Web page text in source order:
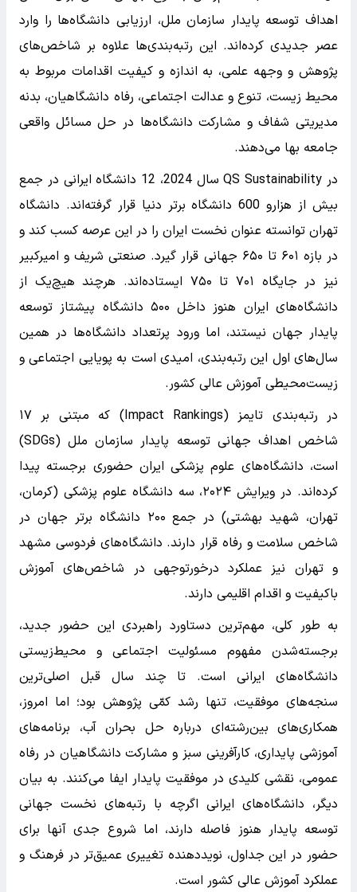
اهداف توسعه پایدار سازمان ملل، ارزیابی دانشگاه‌ها را وارد
عصر جدیدی کرده‌اند. این رتبه‌بندی‌ها علاوه بر شاخص‌های
پژوهش و وجهه علمی، به اندازه و کیفیت اقدامات مربوط به
محیط زیست، تنوع و عدالت اجتماعی، رفاه دانشگاهیان، بدنه
مدیریتی شفاف و مشارکت دانشگاه‌ها در حل مسائل واقعی
جامعه بها می‌دهند.
در QS Sustainability سال 2024، 12 دانشگاه ایرانی در جمع
بیش از هزارو 600 دانشگاه برتر دنیا قرار گرفته‌اند. دانشگاه
تهران توانسته عنوان نخست ایران را در این عرصه کسب کند و
در بازه ۶۰۱ تا ۶۵۰ جهانی قرار گیرد. صنعتی شریف و امیرکبیر
نیز در جایگاه ۷۰۱ تا ۷۵۰ ایستاده‌اند. هرچند هیچ‌یک از
دانشگاه‌های ایران هنوز داخل ۵۰۰ دانشگاه پیشتاز توسعه
پایدار جهان نیستند، اما ورود پرتعداد دانشگاه‌ها در همین
سال‌های اول این رتبه‌بندی، امیدی است به پویایی اجتماعی و
زیست‌محیطی آموزش عالی کشور.
در رتبه‌بندی تایمز (Impact Rankings) که مبتنی بر ۱۷
شاخص اهداف جهانی توسعه پایدار سازمان ملل (SDGs)
است، دانشگاه‌های علوم پزشکی ایران حضوری برجسته پیدا
کرده‌اند. در ویرایش ۲۰۲۴، سه دانشگاه علوم پزشکی (کرمان،
تهران، شهید بهشتی) در جمع ۲۰۰ دانشگاه برتر جهان در
شاخص سلامت و رفاه قرار دارند. دانشگاه‌های فردوسی مشهد
و تهران نیز عملکرد درخورتوجهی در شاخص‌های آموزش
باکیفیت و اقدام اقلیمی دارند.
به طور کلی، مهم‌ترین دستاورد راهبردی این حضور جدید،
برجسته‌شدن مفهوم مسئولیت اجتماعی و محیط‌زیستی
دانشگاه‌های ایرانی است. تا چند سال قبل اصلی‌ترین
سنجه‌های موفقیت، تنها رشد کمّی پژوهش بود؛ اما امروز،
همکاری‌های بین‌رشته‌ای درباره حل بحران آب، برنامه‌های
آموزشی پایداری، کارآفرینی سبز و مشارکت دانشگاهیان در رفاه
عمومی، نقشی کلیدی در موفقیت پایدار ایفا می‌کنند. به بیان
دیگر، دانشگاه‌های ایرانی اگرچه با رتبه‌های نخست جهانی
توسعه پایدار هنوز فاصله دارند، اما شروع جدی آنها برای
حضور در این جداول، نوید‌دهنده تغییری عمیق‌تر در فرهنگ و
عملکرد آموزش عالی کشور است.